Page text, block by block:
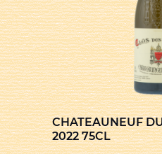
CHATEAUNEUF
2022 75CL